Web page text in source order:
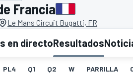
WRC
Francia
Le Mans Circuit Bugatti, FR
en directoResultados
PL4 Q1 Q2 W PARRILLA